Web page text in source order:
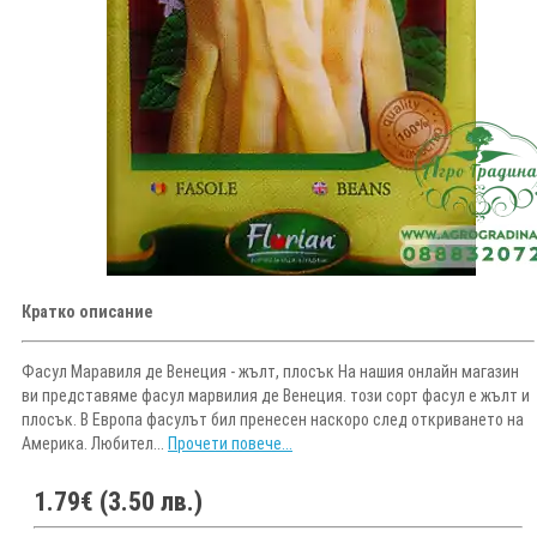
Кратко описание
Фасул Маравиля де Венеция - жълт, плосък На нашия онлайн магазин
ви представяме фасул марвилия де Венеция. този сорт фасул е жълт и
плосък. В Европа фасулът бил пренесен наскоро след откриването на
Америка. Любител... Прочети повече...
1.79€ (3.50 лв.)